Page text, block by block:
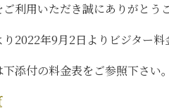
利用いただき誠にありがとう
2022年9月2日よりビジター料
添付の料金表をご参照下さい。